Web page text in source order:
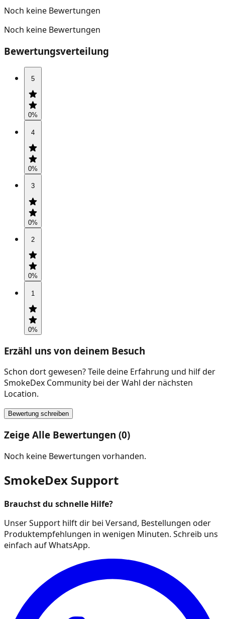
Noch keine Bewertungen
Noch keine Bewertungen
Bewertungsverteilung
5
0%
4
0%
3
0%
2
0%
1
0%
Erzähl uns von deinem Besuch
Schon dort gewesen? Teile deine Erfahrung und hilf der
SmokeDex Community bei der Wahl der nächsten
Location.
Bewertung schreiben
Zeige Alle Bewertungen (0)
Noch keine Bewertungen vorhanden.
SmokeDex Support
Brauchst du schnelle Hilfe?
Unser Support hilft dir bei Versand, Bestellungen oder
Produktempfehlungen in wenigen Minuten. Schreib uns
einfach auf WhatsApp.